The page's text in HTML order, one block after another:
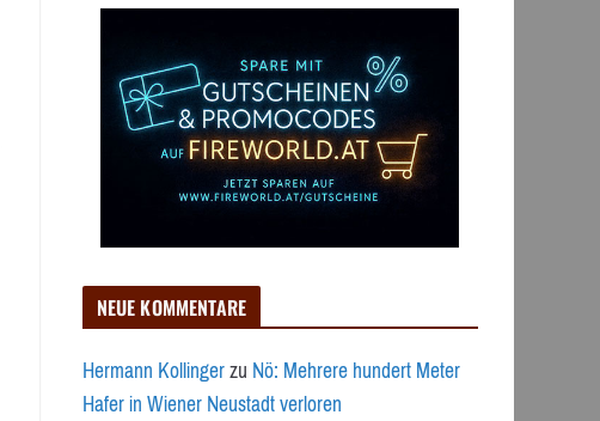
NEUE KOMMENTARE
Hermann KollingerzuNö: Mehrere hundert Meter
Hafer in Wiener Neustadt verloren